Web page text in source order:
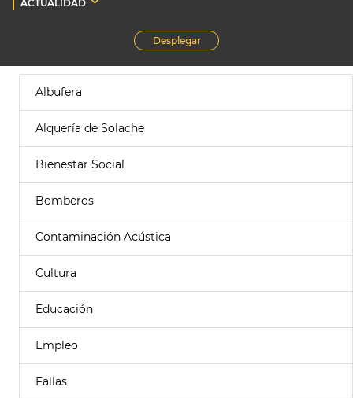
ACTUALIDAD
Desplegar
Albufera
Alquería de Solache
Bienestar Social
Bomberos
Contaminación Acústica
Cultura
Educación
Empleo
Fallas